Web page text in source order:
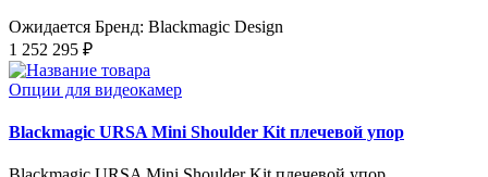
Ожидается Бренд: Blackmagic Design
1 252 295 ₽
Опции для видеокамер
Blackmagic URSA Mini Shoulder Kit плечевой упор